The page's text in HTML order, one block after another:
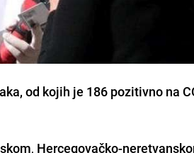
, od kojih je 186 pozitivno na
, Hercegovačko-